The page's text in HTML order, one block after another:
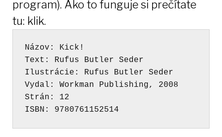
program). Ako to funguje si prečítate
tu: klik.
Názov
Vydal
Strán
ISBN : 9780761152514